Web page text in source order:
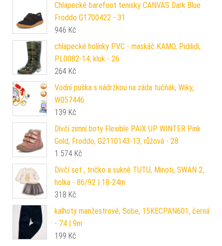
Chlapecké barefoot tenisky CANVAS Dark Blue
Froddo G1700422 - 31
946 Kč
chlapecké holínky PVC - maskáč KAMO, Pidilidi,
PL0082-14, kluk - 26
264 Kč
Vodní puška s nádržkou na záda tučňák, Wiky,
W057446
139 Kč
Dívčí zimní boty Flexible PAIX UP WINTER Pink
Gold, Froddo, G2110143-13, růžová - 28
1 574 Kč
Dívčí set , tričko a sukně TUTU, Minoti, SWAN 2,
holka - 86/92 | 18-24m
318 Kč
kalhoty manžestrové, Sobe, 15KECPAN601, černá
- 74 | 9m
199 Kč